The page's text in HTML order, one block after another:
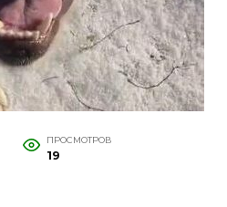
ПРОСМОТРОВ
19